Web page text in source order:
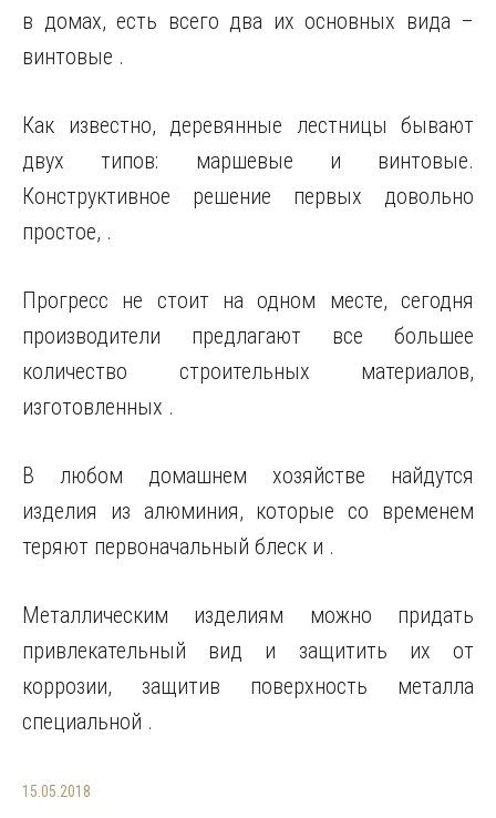
в домах, есть всего два их основных вида –
винтовые .
Как известно, деревянные лестницы бывают
двух типов: маршевые и винтовые.
Конструктивное решение первых довольно
простое, .
Прогресс не стоит на одном месте, сегодня
производители предлагают все большее
количество строительных материалов,
изготовленных .
В любом домашнем хозяйстве найдутся
изделия из алюминия, которые со временем
теряют первоначальный блеск и .
Металлическим изделиям можно придать
привлекательный вид и защитить их от
коррозии, защитив поверхность металла
специальной .
15.05.2018